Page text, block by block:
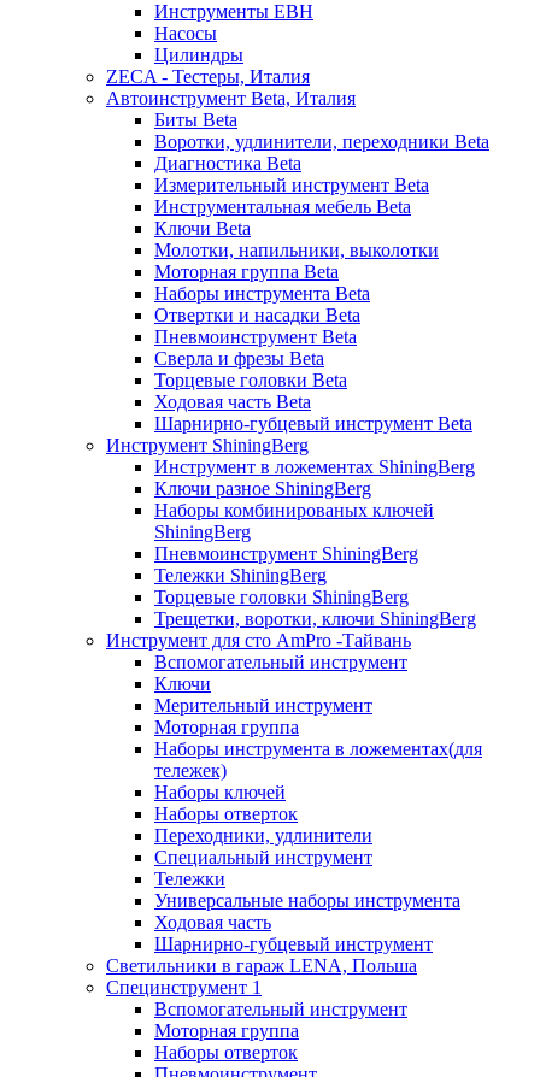
Инструменты EBH
Насосы
Цилиндры
ZECA - Тестеры, Италия
Автоинструмент Beta, Италия
Биты Beta
Воротки, удлинители, переходники Beta
Диагностика Beta
Измерительный инструмент Beta
Инструментальная мебель Beta
Ключи Beta
Молотки, напильники, выколотки
Моторная группа Beta
Наборы инструмента Beta
Отвертки и насадки Beta
Пневмоинструмент Beta
Сверла и фрезы Beta
Торцевые головки Beta
Ходовая часть Beta
Шарнирно-губцевый инструмент Beta
Инструмент ShiningBerg
Инструмент в ложементах ShiningBerg
Ключи разное ShiningBerg
Наборы комбинированых ключей
ShiningBerg
Пневмоинструмент ShiningBerg
Тележки ShiningBerg
Торцевые головки ShiningBerg
Трещетки, воротки, ключи ShiningBerg
Инструмент для сто AmPro -Тайвань
Вспомогательный инструмент
Ключи
Мерительный инструмент
Моторная группа
Наборы инструмента в ложементах(для
тележек)
Наборы ключей
Наборы отверток
Переходники, удлинители
Специальный инструмент
Тележки
Универсальные наборы инструмента
Ходовая часть
Шарнирно-губцевый инструмент
Светильники в гараж LENA, Польша
Специнструмент 1
Вспомогательный инструмент
Моторная группа
Наборы отверток